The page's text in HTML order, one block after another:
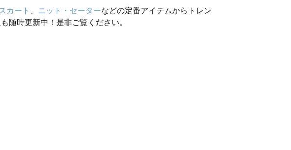
スカート ニット・セーターなどの定番アイテムからトレン
随時更新中！是非ご覧ください。